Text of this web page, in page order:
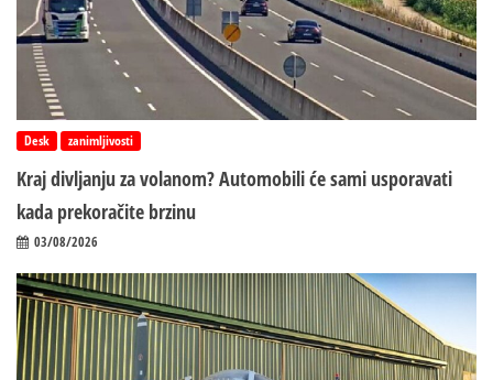
Desk zanimljivosti
Kraj divljanju za volanom? Automobili će sami usporavati
kada prekoračite brzinu
03/08/2026